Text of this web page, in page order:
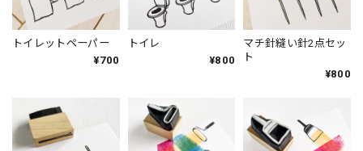
トイレットペーパー
¥700
トイレ
¥800
マチ針縫い針2点セッ
ト
¥800